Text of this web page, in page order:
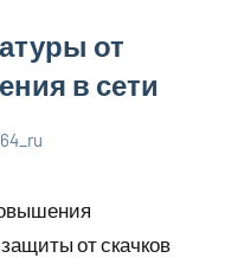
от
в сети
от скачков